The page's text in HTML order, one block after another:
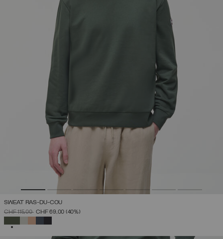
SWEAT RAS-DU-COU
PRIX RÉDUIT DE
CHF 115,00ÀCHF 69,00 (40%)